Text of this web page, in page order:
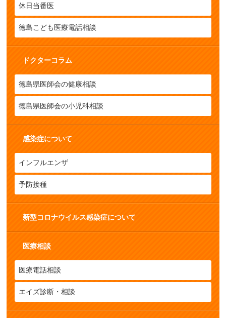
休日当番医
徳島こども医療電話相談
ドクターコラム
徳島県医師会の健康相談
徳島県医師会の小児科相談
感染症について
インフルエンザ
予防接種
新型コロナウイルス感染症について
医療相談
医療電話相談
エイズ診断・相談